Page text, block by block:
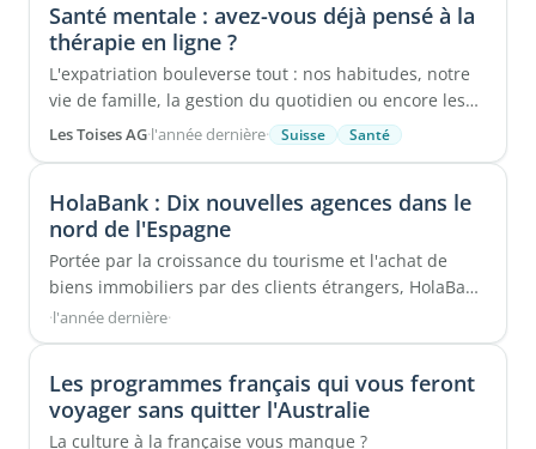
Santé mentale : avez-vous déjà pensé à la
thérapie en ligne ?
L'expatriation bouleverse tout : nos habitudes, notre
vie de famille, la gestion du quotidien ou encore les
liens avec nos proches. Changer ...
Les Toises AG·l'année dernière· Suisse Santé
HolaBank : Dix nouvelles agences dans le
nord de l'Espagne
Portée par la croissance du tourisme et l'achat de
biens immobiliers par des clients étrangers, HolaBank
a décidé ...
·l'année dernière·
Les programmes français qui vous feront
voyager sans quitter l'Australie
La culture à la française vous manque ?